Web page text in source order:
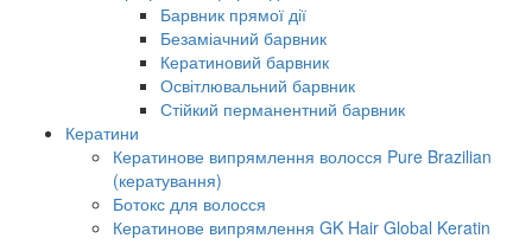
Барвник прямої дії
Безаміачний барвник
Кератиновий барвник
Освітлювальний барвник
Стійкий перманентний барвник
Кератини
Кератинове випрямлення волосся Pure Brazilian
(кератування)
Ботокс для волосся
Кератинове випрямлення GK Hair Global Keratin